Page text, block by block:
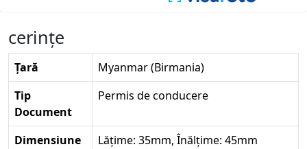
cerinţe
Țară
Myanmar (Birmania)
Tip
Document
Permis de conducere
Dimensiune
Lățime: 35mm, Înălțime: 45mm